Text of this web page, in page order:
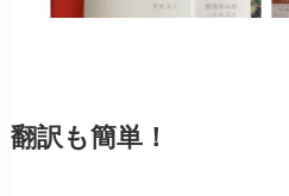
翻訳も簡単！